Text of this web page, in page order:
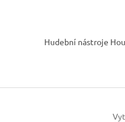
í
Hudební nástroje